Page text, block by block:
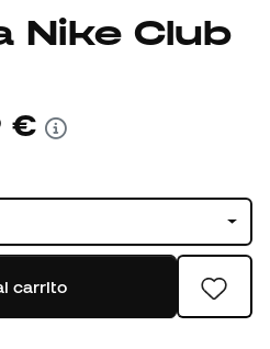
Nike Club
€
carrito